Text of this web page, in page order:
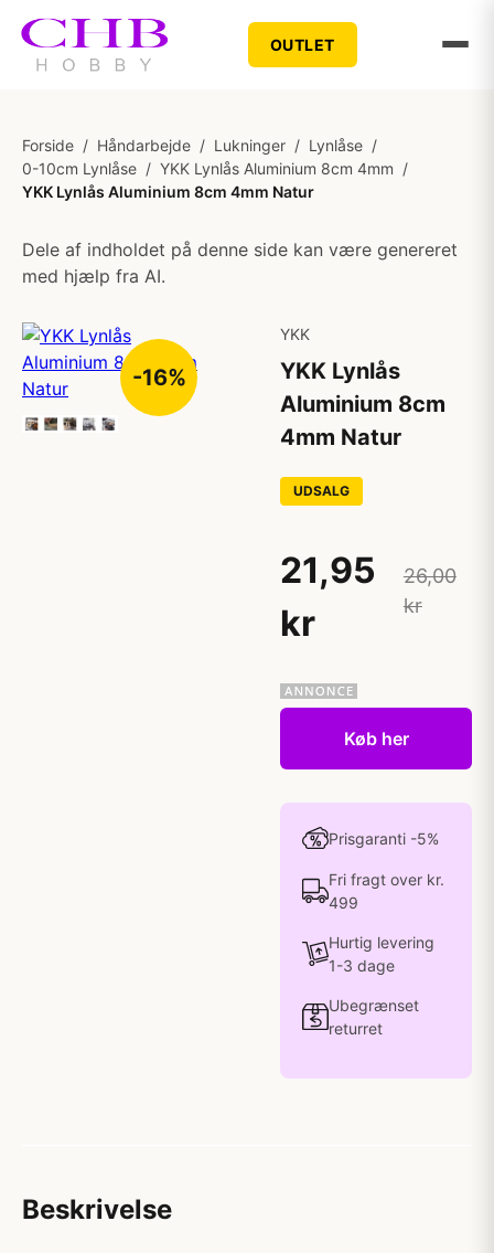
OUTLET
Forside / Håndarbejde / Lukninger / Lynlåse /
0-10cm Lynlåse / YKK Lynlås Aluminium 8cm 4mm /
YKK Lynlås Aluminium 8cm 4mm Natur
Dele af indholdet på denne side kan være genereret
med hjælp fra AI.
-16%
YKK
YKK Lynlås
Aluminium 8cm
4mm Natur
UDSALG
21,95
kr
26,00
kr
Køb her
Prisgaranti -5%
Fri fragt over kr.
499
Hurtig levering
1-3 dage
Ubegrænset
returret
Beskrivelse